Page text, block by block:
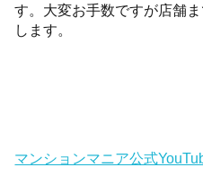
す。大変お手数ですが店舗
します。
マンションマニア公式